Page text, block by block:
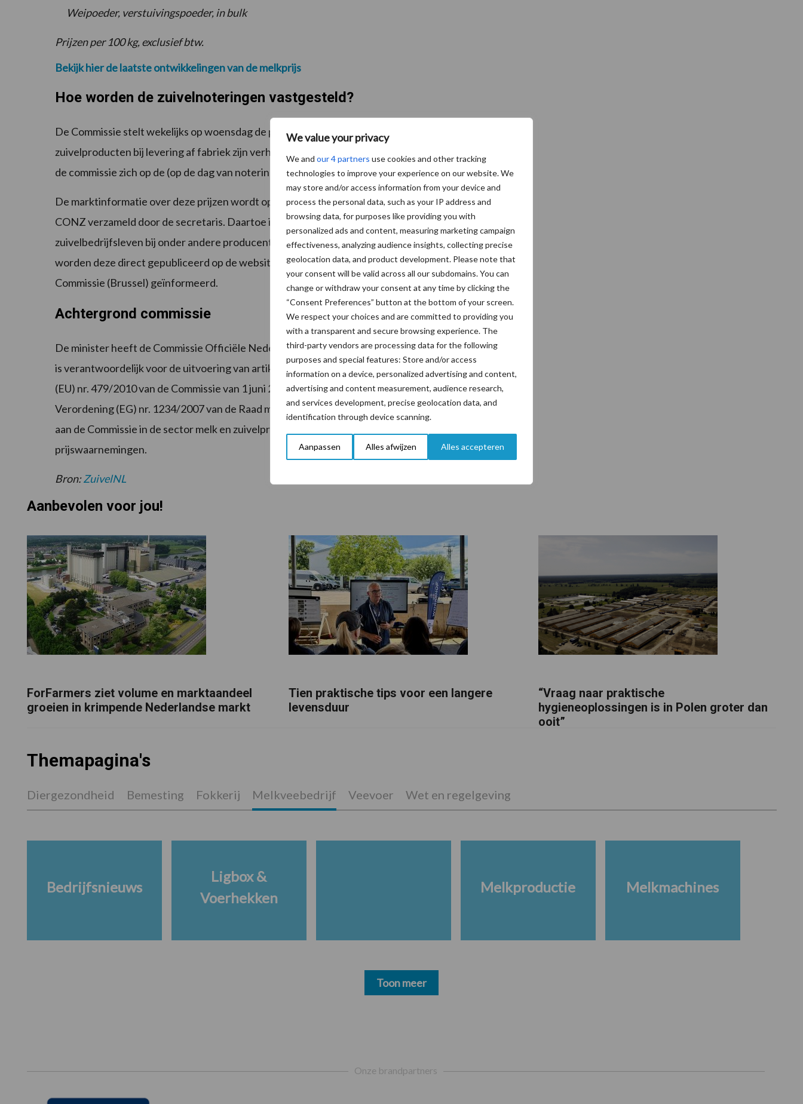
We value your privacy
We and our 4 partners use cookies and other tracking
technologies to improve your experience on our website. We
may store and/or access information from your device and
process the personal data, such as your IP address and
browsing data, for purposes like providing you with
personalized ads and content, measuring marketing campaign
effectiveness, analyzing audience insights, collecting precise
geolocation data, and product development. Please note that
your consent will be valid across all our subdomains. You can
change or withdraw your consent at any time by clicking the
“Consent Preferences” button at the bottom of your screen.
We respect your choices and are committed to providing you
with a transparent and secure browsing experience. The
third-party vendors are processing data for the following
purposes and special features: Store and/or access
information on a device, personalized advertising and content,
advertising and content measurement, audience research,
and services development, precise geolocation data, and
identification through device scanning.
Aanpassen Alles afwijzen Alles accepteren
Weipoeder, verstuivingspoeder, in bulk
Prijzen per 100 kg, exclusief btw.
Bekijk hier de laatste ontwikkelingen van de melkprijs
Hoe worden de zuivelnoteringen vastgesteld?
De Commissie stelt wekelijks op woensdag de prijzen (noteringen) vast waartegen diverse
zuivelproducten bij levering af fabriek zijn verhandeld. Bij de vaststelling van de noteringen baseert
de commissie zich op de (op de dag van notering) gangbare prijzen.
De marktinformatie over deze prijzen wordt op de dag voorafgaand aan de bijeenkomst van de
CONZ verzameld door de secretaris. Daartoe informeert de secretaris binnen het
zuivelbedrijfsleven bij onder andere producenten en handelaren. Na vaststelling van de noteringen
worden deze direct gepubliceerd op de website van ZuivelNL. Tevens wordt de Europese
Commissie (Brussel) geïnformeerd.
Achtergrond commissie
De minister heeft de Commissie Officiële Nederlandse Zuivelnoteringen ingesteld. Deze Commissie
is verantwoordelijk voor de uitvoering van artikel 223 van Verordening 1308/2013 en Verordening
(EU) nr. 479/2010 van de Commissie van 1 juni 2010 houdende bepalingen ter uitvoering van
Verordening (EG) nr. 1234/2007 van de Raad met betrekking tot de kennisgevingen van de lidstaten
aan de Commissie in de sector melk en zuivelproducten (PbEU 2010, L 135) betreffende
prijswaarnemingen.
Bron:ZuivelNL
Aanbevolen voor jou!
ForFarmers ziet volume en marktaandeel
groeien in krimpende Nederlandse markt
Tien praktische tips voor een langere
levensduur
“Vraag naar praktische
hygieneoplossingen is in Polen groter dan
ooit”
Themapagina's
Diergezondheid Bemesting Fokkerij Melkveebedrijf Veevoer Wet en regelgeving
Bedrijfsnieuws
Ligbox &
Voerhekken
Melkproductie Melkmachines
Toon meer
Onze brandpartners